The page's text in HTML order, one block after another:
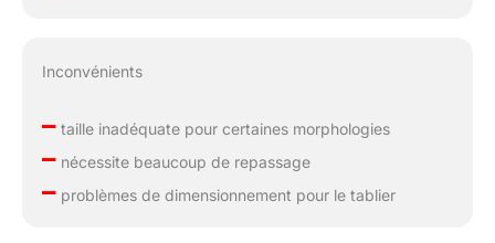
Inconvénients
–taille inadéquate pour certaines morphologies
–nécessite beaucoup de repassage
–problèmes de dimensionnement pour le tablier